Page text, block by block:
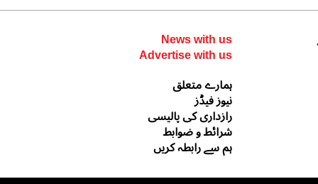
News with us
Advertise with us
ہمارے متعلق
نیوز فیڈز
رازداری کی پالیسی
شرائط و ضوابط
ہم سے رابطہ کریں